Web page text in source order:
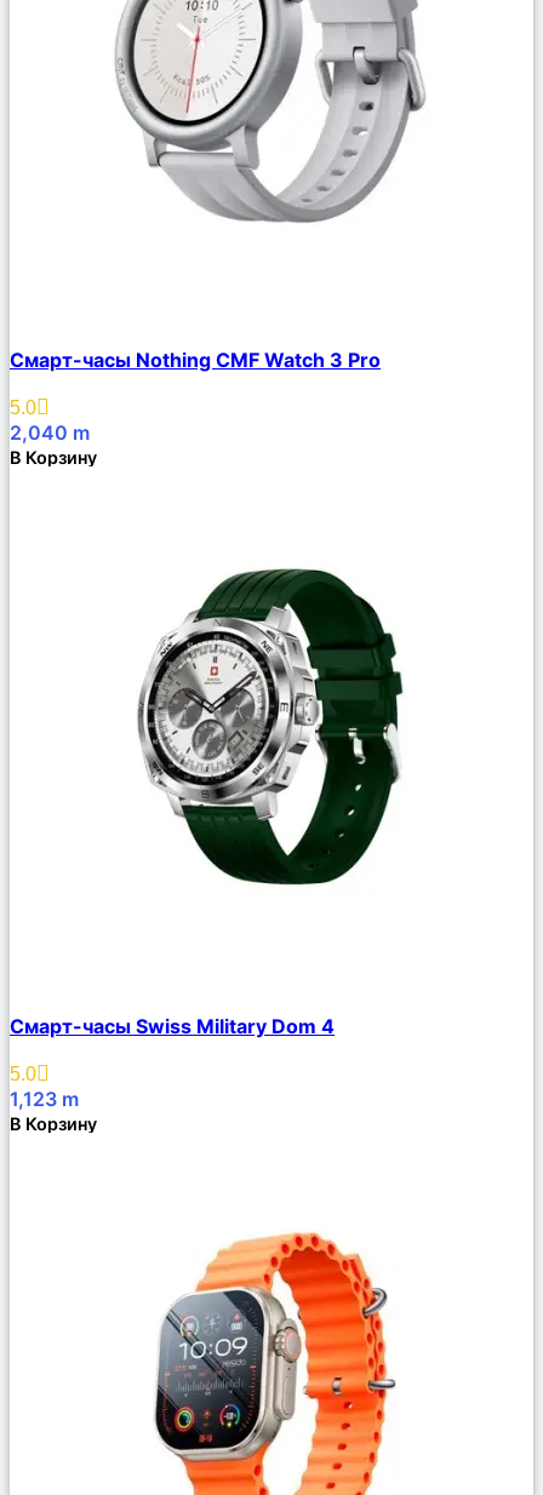
Описание
Избранное
Смарт-часы Nothing CMF Watch 3 Pro
5.0
2,040 m
В Корзину
Описание
Избранное
Смарт-часы Swiss Military Dom 4
5.0
1,123 m
В Корзину